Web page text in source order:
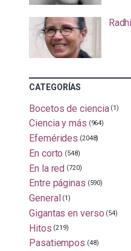
CATEGORÍAS
Bocetos de ciencia (1)
Ciencia y más (964)
Efemérides (2048)
En corto (548)
En la red (720)
Entre páginas (590)
General (1)
Gigantas en verso (54)
Hitos (219)
Pasatiempos (48)